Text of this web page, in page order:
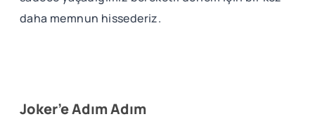
daha memnun hissederiz.
Joker’e Adım Adım